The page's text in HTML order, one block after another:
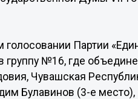
голосовании Партии
группу №16, где
Чувашская
Булавинов (3-е